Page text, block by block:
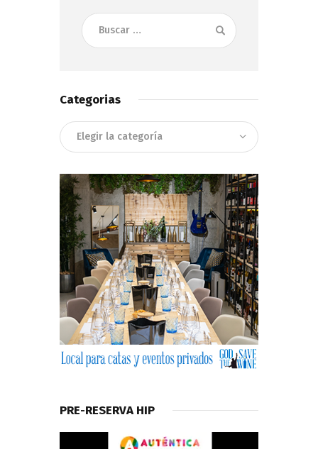
Buscar:
Categorias
Categorias
PRE-RESERVA HIP